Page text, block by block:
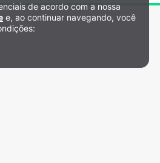
Cookiesde acordo com a nossa
e, ao continuar navegando, você